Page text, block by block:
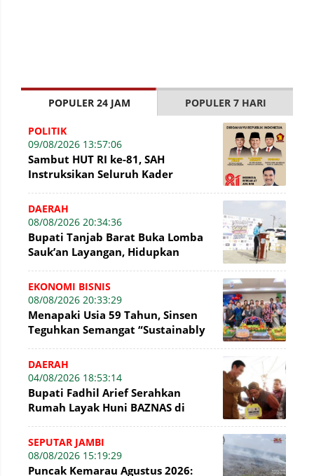
POPULER 24 JAM POPULER 7 HARI
POLITIK
09/08/2026 13:57:06
Sambut HUT RI ke-81, SAH
Instruksikan Seluruh Kader
Merah Putih
DAERAH
08/08/2026 20:34:36
Bupati Tanjab Barat Buka Lomba
Sauk’an Layangan, Hidupkan
WFC ?
EKONOMI BISNIS
08/08/2026 20:33:29
Menapaki Usia 59 Tahun, Sinsen
Teguhkan Semangat “Sustainably
DAERAH
04/08/2026 18:53:14
Bupati Fadhil Arief Serahkan
Rumah Layak Huni BAZNAS di
SEPUTAR JAMBI
08/08/2026 15:19:29
Puncak Kemarau Agustus 2026: